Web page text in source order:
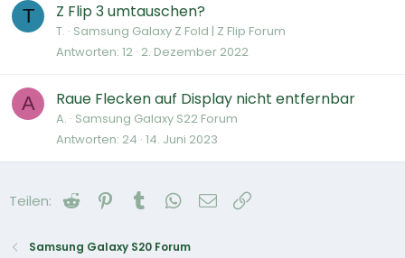
T Z Flip 3 umtauschen?
T. Samsung Galaxy Z Fold | Z Flip Forum
Antworten 12 2. Dezember 2022
A Raue Flecken auf Display nicht entfernbar
A. Samsung Galaxy S22 Forum
Antworten 24 14. Juni 2023
Teilen: Reddit Pinterest
Tumblr WhatsApp
E-Mail
Samsung Galaxy S20 Forum